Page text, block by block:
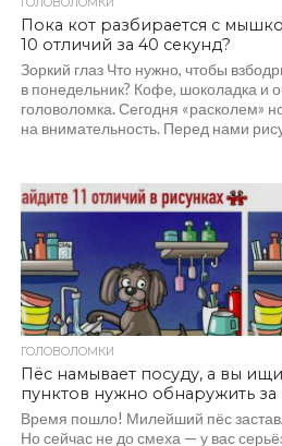
Пока кот разбирается с
10 отличий за 40 секунд?
Зоркий глаз Что нужно, чтобы
в понедельник? Кофе, шоколадка и
головоломка. Сегодня «расколем»
на внимательность. Перед нами
ГОЛОВОЛОМКИ
Пёс намывает посуду, а вы
пунктов нужно обнаружить за
Время пошло! Милейший пёс
Но сейчас не до смеха — у вас